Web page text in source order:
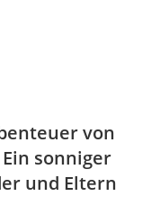
von
sonniger
und Eltern